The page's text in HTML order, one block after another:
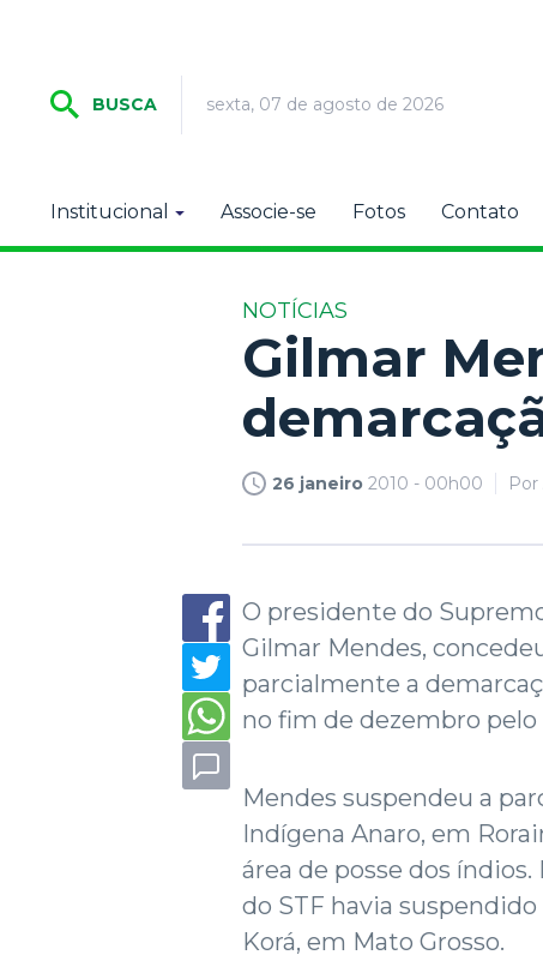
BUSCA sexta, 07 de agosto de 2026
Institucional Associe-se Fotos Contato
NOTÍCIAS
Gilmar
26 janeiro 2010 - 00h00 Por
O presidente do
Gilmar Mendes,
parcialmente a
no fim de dezembro
Mendes suspendeu a
Indígena Anaro, em
área de posse dos
do STF havia
Korá, em Mato Grosso.